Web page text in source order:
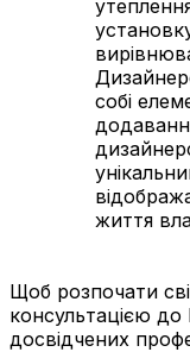
собі
життя
Щоб розпочати
консультацією
досвідчених